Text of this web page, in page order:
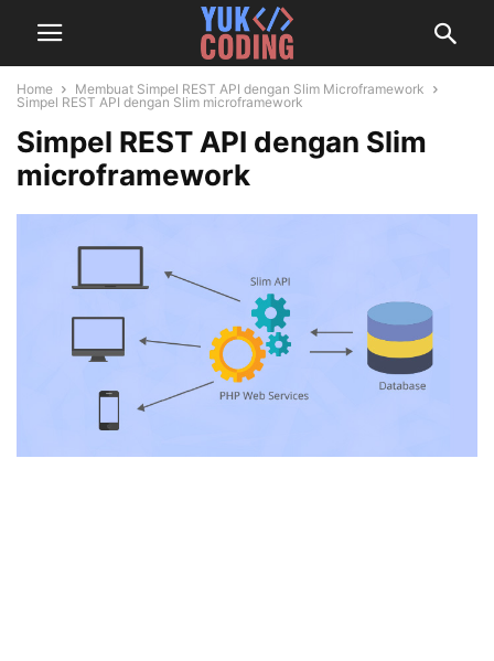
Home
Membuat Simpel REST API dengan Slim Microframework
Simpel REST API dengan Slim microframework
Simpel REST API dengan Slim
microframework